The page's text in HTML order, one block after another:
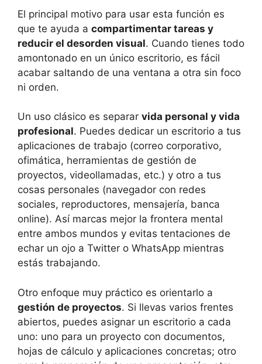
El principal motivo para usar esta función es
que te ayuda a compartimentar tareas y
reducir el desorden visual. Cuando tienes todo
amontonado en un único escritorio, es fácil
acabar saltando de una ventana a otra sin foco
ni orden.
Un uso clásico es separar vida personal y vida
profesional. Puedes dedicar un escritorio a tus
aplicaciones de trabajo (correo corporativo,
ofimática, herramientas de gestión de
proyectos, videollamadas, etc.) y otro a tus
cosas personales (navegador con redes
sociales, reproductores, mensajería, banca
online). Así marcas mejor la frontera mental
entre ambos mundos y evitas tentaciones de
echar un ojo a Twitter o WhatsApp mientras
estás trabajando.
Otro enfoque muy práctico es orientarlo a
gestión de proyectos. Si llevas varios frentes
abiertos, puedes asignar un escritorio a cada
uno: uno para un proyecto con documentos,
hojas de cálculo y aplicaciones concretas; otro